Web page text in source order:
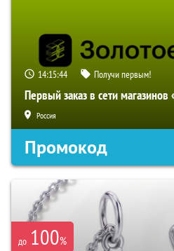
14:15:44 Получи первым!
Первый заказ в сети
Россия
Промокод
до 100%